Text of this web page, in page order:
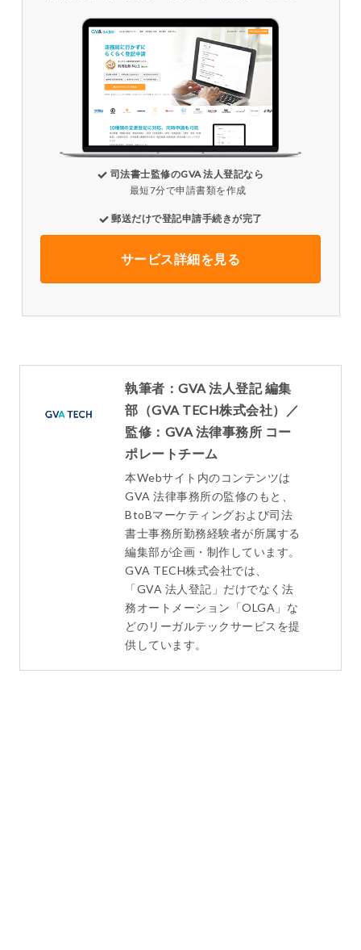
司法書士監修のGVA 法人登記なら
最短7分で申請書類を作成
郵送だけで登記申請手続きが完了
サービス詳細を見る
執筆者：GVA 法人登記 編集
部（GVA TECH株式会社）／
監修：GVA 法律事務所 コー
ポレートチーム
本Webサイト内のコンテンツは
GVA 法律事務所の監修のもと、
BtoBマーケティングおよび司法
書士事務所勤務経験者が所属する
編集部が企画・制作しています。
GVA TECH株式会社では、
「GVA 法人登記」だけでなく法
務オートメーション「OLGA」な
どのリーガルテックサービスを提
供しています。